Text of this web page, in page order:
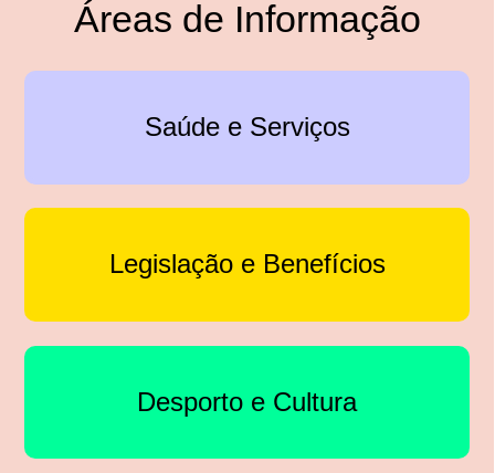
Áreas de Informação
Saúde e Serviços
Legislação e Benefícios
Desporto e Cultura